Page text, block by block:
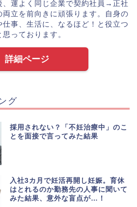
、運よく同じ企業で契約社員→正社
両立を前向きに頑張ります。自身の
事、生活に、なるほど！と役立つ
っております。
詳細ページ
グ
採用されない？「不妊治療中」のこ
とを面接で言ってみた結果
入社3カ月で妊活再開し妊娠。育休
はとれるのか勤務先の人事に聞いて
みた結果、意外な盲点が…！